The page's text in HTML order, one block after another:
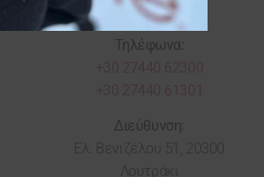
ΛΟΥΤΡΑΚΙ
Τηλέφωνα:
Διεύθυνση:
Ελ. Βενιζέλου 51, 20300
Λουτράκι